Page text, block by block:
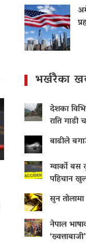
भर्खरैका
देशका
राति
बाढीले
ग्वार्को
पहिचान
सुन
नेपाल